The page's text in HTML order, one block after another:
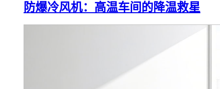
防爆冷风机：高温车间的降温救星